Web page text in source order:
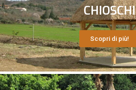
CHIOSCHI
Scopri di più!